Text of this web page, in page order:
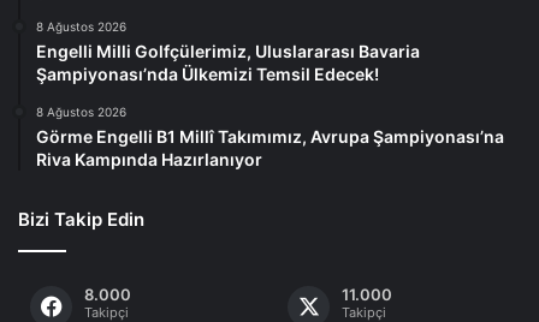
8 Ağustos 2026
Engelli Milli Golfçülerimiz, Uluslararası Bavaria
Şampiyonası’nda Ülkemizi Temsil Edecek!
8 Ağustos 2026
Görme Engelli B1 Millî Takımımız, Avrupa Şampiyonası’na
Riva Kampında Hazırlanıyor
Bizi Takip Edin
8.000
Takipçi
11.000
Takipçi